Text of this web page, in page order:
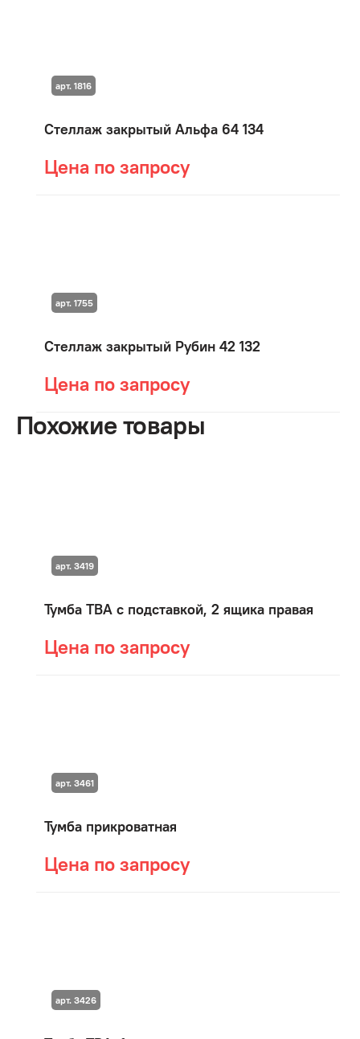
Стеллаж закрытый Альфа 64 134
Цена по запросу
арт. 1816
Стеллаж закрытый Рубин 42 132
Цена по запросу
арт. 1755
Похожие товары
Тумба ТВА с подставкой, 2 ящика правая
Цена по запросу
арт. 3419
Тумба прикроватная
Цена по запросу
арт. 3461
арт. 3426